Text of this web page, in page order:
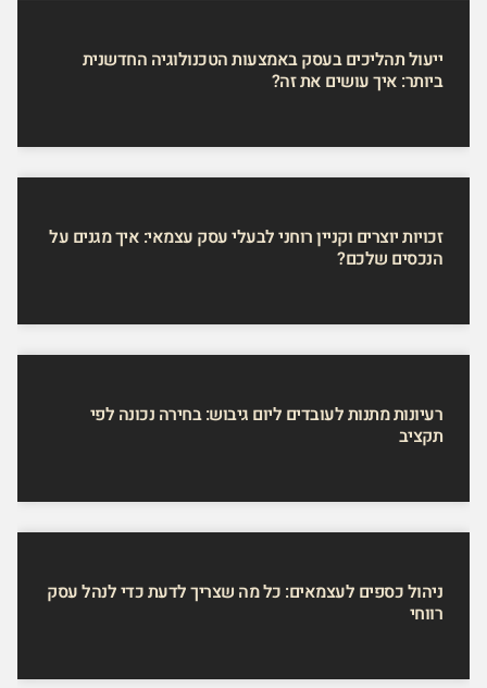
ייעול תהליכים בעסק באמצעות הטכנולוגיה החדשנית
ביותר: איך עושים את זה?
זכויות יוצרים וקניין רוחני לבעלי עסק עצמאי: איך מגנים על
הנכסים שלכם?
רעיונות מתנות לעובדים ליום גיבוש: בחירה נכונה לפי
תקציב
ניהול כספים לעצמאים: כל מה שצריך לדעת כדי לנהל עסק
רווחי